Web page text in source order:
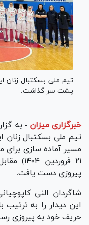
تیم ملی بسکتبال زنان
پشت سر گذاشت.
خبرگزاری میزان - به
تیم ملی بسکتبال زنان
مسیر آماده سازی
پیروزی دست یافت.
شاگردان النی
حریف خود به پیروزی